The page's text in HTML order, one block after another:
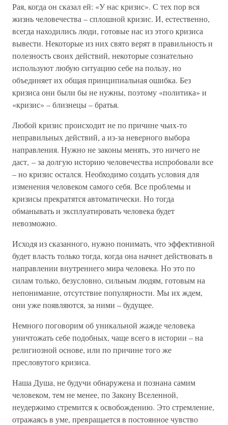
Рая, когда он сказал ей: «У нас кризис». С тех пор вся
жизнь человечества – сплошной кризис. И, естественно,
всегда находились люди, готовые нас из этого кризиса
вывести. Некоторые из них свято верят в правильность и
полезность своих действий, некоторые сознательно
используют любую ситуацию себе на пользу, но
объединяет их общая принципиальная ошибка. Без
кризиса они были бы не нужны, поэтому «политика» и
«кризис» – близнецы – братья.
Любой кризис происходит не по причине чьих-то
неправильных действий, а из-за неверного выбора
направления. Нужно не законы менять, это ничего не
даст, – за долгую историю человечества испробовали все
– но кризис остался. Необходимо создать условия для
изменения человеком самого себя. Все проблемы и
кризисы прекратятся автоматически. Но тогда
обманывать и эксплуатировать человека будет
невозможно.
Исходя из сказанного, нужно понимать, что эффективной
будет власть только тогда, когда она начнет действовать в
направлении внутреннего мира человека. Но это по
силам только, безусловно, сильным людям, готовым на
непонимание, отсутствие популярности. Мы их ждем,
они уже появляются, за ними – будущее.
Немного поговорим об уникальной жажде человека
уничтожать себе подобных, чаще всего в истории – на
религиозной основе, или по причине того же
пресловутого кризиса.
Наша Душа, не будучи обнаружена и познана самим
человеком, тем не менее, по Закону Вселенной,
неудержимо стремится к освобождению. Это стремление,
отражаясь в уме, превращается в постоянное чувство